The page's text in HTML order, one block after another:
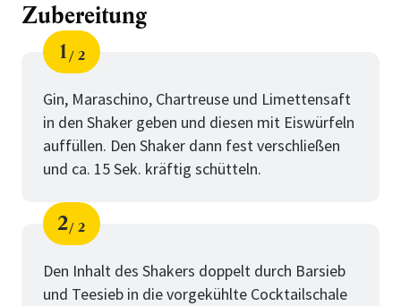
Zubereitung
Schritt
1
von
2
Gin, Maraschino, Chartreuse und Limettensaft
in den Shaker geben und diesen mit Eiswürfeln
auffüllen. Den Shaker dann fest verschließen
und ca. 15 Sek. kräftig schütteln.
Schritt
2
von
2
Den Inhalt des Shakers doppelt durch Barsieb
und Teesieb in die vorgekühlte Cocktailschale